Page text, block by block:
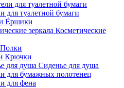
для туалетной бумаги
Ёршики
Косметические
Полки
Крючки
Сиденье для душа
для бумажных полотенец
для фена